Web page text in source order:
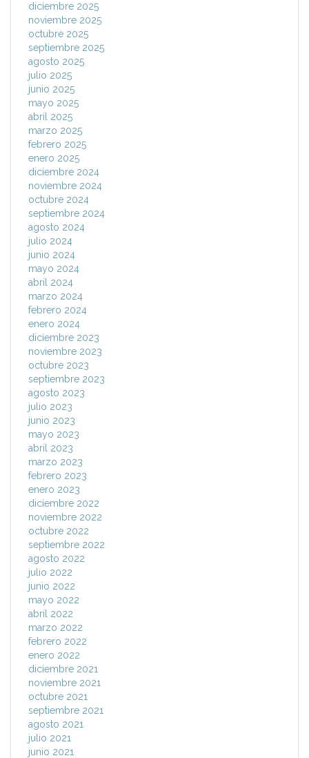
diciembre 2025
noviembre 2025
octubre 2025
septiembre 2025
agosto 2025
julio 2025
junio 2025
mayo 2025
abril 2025
marzo 2025
febrero 2025
enero 2025
diciembre 2024
noviembre 2024
octubre 2024
septiembre 2024
agosto 2024
julio 2024
junio 2024
mayo 2024
abril 2024
marzo 2024
febrero 2024
enero 2024
diciembre 2023
noviembre 2023
octubre 2023
septiembre 2023
agosto 2023
julio 2023
junio 2023
mayo 2023
abril 2023
marzo 2023
febrero 2023
enero 2023
diciembre 2022
noviembre 2022
octubre 2022
septiembre 2022
agosto 2022
julio 2022
junio 2022
mayo 2022
abril 2022
marzo 2022
febrero 2022
enero 2022
diciembre 2021
noviembre 2021
octubre 2021
septiembre 2021
agosto 2021
julio 2021
junio 2021